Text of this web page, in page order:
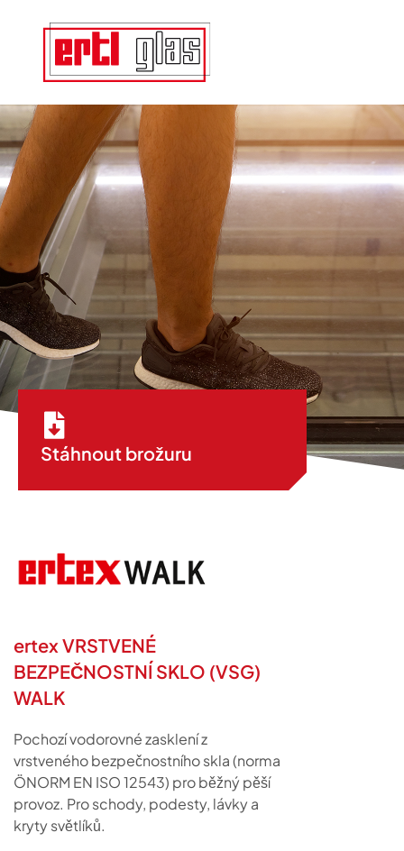
Stáhnout brožuru
ertex VRSTVENÉ
BEZPEČNOSTNÍ SKLO (VSG)
WALK
Pochozí vodorovné zasklení z
vrstveného bezpečnostního skla (norma
ÖNORM EN ISO 12543) pro běžný pěší
provoz. Pro schody, podesty, lávky a
kryty světlíků.